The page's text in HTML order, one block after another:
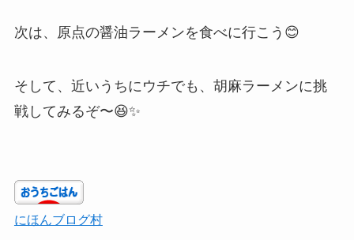
次は、原点の醤油ラーメンを食べに行こう😊
そして、近いうちにウチでも、胡麻ラーメンに挑
戦してみるぞ〜😆✨
にほんブログ村